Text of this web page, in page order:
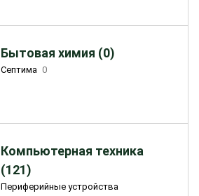
Бытовая химия (0)
Септима 0
Компьютерная техника
(121)
Периферийные устройства